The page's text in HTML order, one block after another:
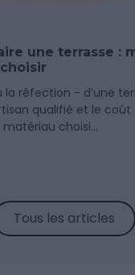
une terrasse :
la réfection - d’une
qualifié et le coût
choisi...
Tous les articles